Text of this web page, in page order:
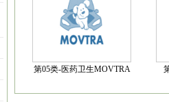
第05类-医药卫生MOVTRA